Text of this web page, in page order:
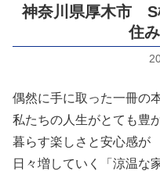
神奈川県厚木市
住
偶然に手に取った一冊の
私たちの人生がとても豊
暮らす楽しさと安心感が
日々増していく「涼温な家